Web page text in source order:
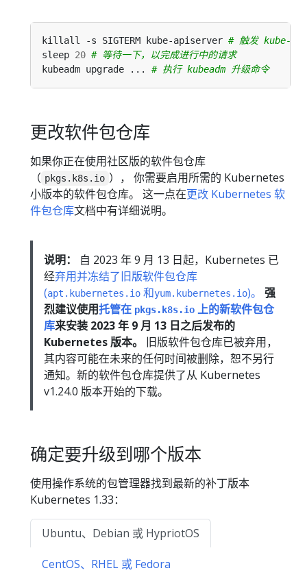
killall -s SIGTERM kube-apiserver # 触发 kube-
sleep 20 # 等待一下，以完成进行中的请求
kubeadm upgrade ... # 执行 kubeadm 升级命令
更改软件包仓库
如果你正在使用社区版的软件包仓库
（ pkgs.k8s.io ）， 你需要启用所需的 Kubernetes
小版本的软件包仓库。 这一点在更改 Kubernetes 软
件包仓库文档中有详细说明。
说明：
自 2023 年 9 月 13 日起，Kubernetes 已
经弃用并冻结了旧版软件包仓库
(apt.kubernetes.io 和yum.kubernetes.io)。
强
烈建议使用托管在 pkgs.k8s.io 上的新软件包仓
库来安装 2023 年 9 月 13 日之后发布的
Kubernetes 版本。
旧版软件包仓库已被弃用，
其内容可能在未来的任何时间被删除，恕不另行
通知。新的软件包仓库提供了从 Kubernetes
v1.24.0 版本开始的下载。
确定要升级到哪个版本
使用操作系统的包管理器找到最新的补丁版本
Kubernetes 1.33：
Ubuntu、Debian 或 HypriotOS
CentOS、RHEL 或 Fedora